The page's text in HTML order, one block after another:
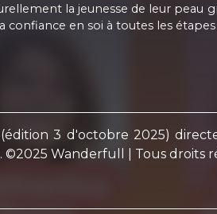
la jeunesse de leur peau
en soi à toutes les étapes
3 d'octobre 2025)
Wanderfull | Tous droits